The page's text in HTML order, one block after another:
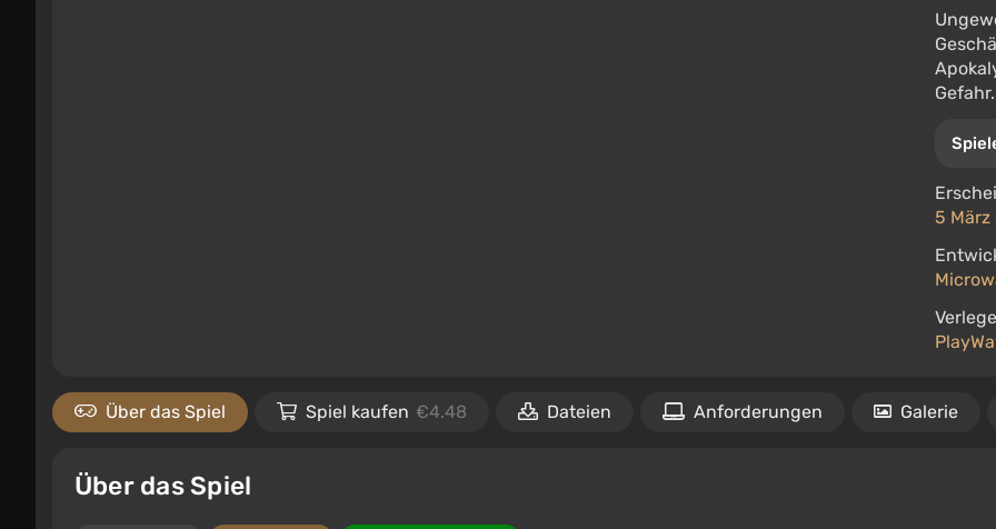
5 März
Über das Spiel Spiel kaufen €4.48 Dateien Anforderungen Galerie
Über das Spiel